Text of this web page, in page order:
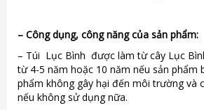
– Công dụng, công năng của sản phẩm:
– Túi Lục Bình được làm từ cây Lục
từ 4-5 năm hoặc 10 năm nếu sản phẩm
phẩm không gây hại đến môi trường và
nếu không sử dụng nữa.